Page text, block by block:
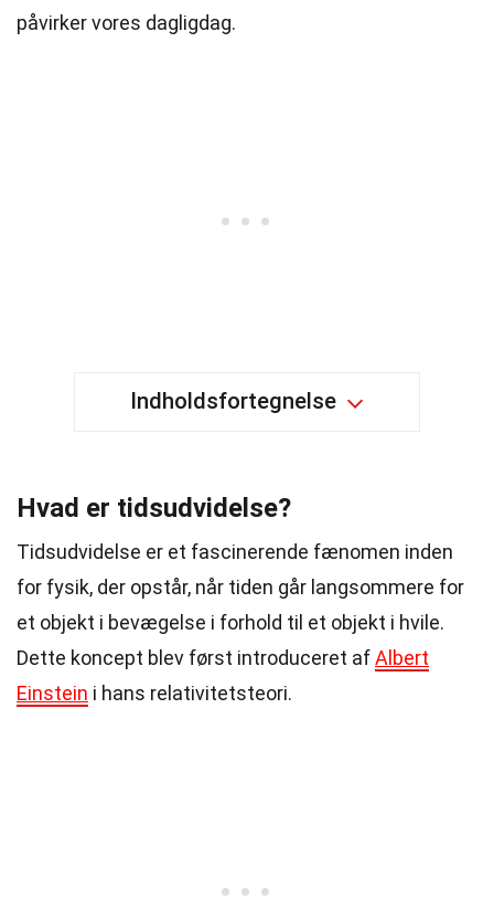
påvirker vores dagligdag.
Indholdsfortegnelse
Hvad er tidsudvidelse?
Tidsudvidelse er et fascinerende fænomen inden
for fysik, der opstår, når tiden går langsommere for
et objekt i bevægelse i forhold til et objekt i hvile.
Dette koncept blev først introduceret afAlbert
Einstein i hans relativitetsteori.